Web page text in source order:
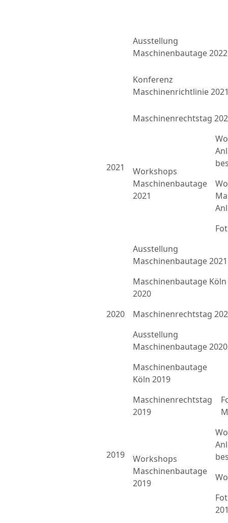
Ausstellung
Maschinenbautage 2022
2021
Konferenz
Maschinenrichtlinie
Maschinenrechtstag
Workshops
Maschinenbautage
2021
Ausstellung
Maschinenbautage 2021
2020
Maschinenbautage Köln
2020
Maschinenrechtstag
Ausstellung
Maschinenbautage 2020
2019
Maschinenbautage
Köln 2019
Maschinenrechtstag
2019
Workshops
Maschinenbautage
2019